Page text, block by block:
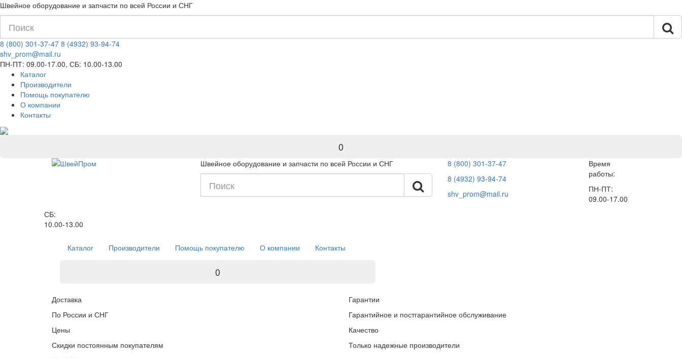
Швейное оборудование и запчасти по всей России и СНГ
8 (800) 301-37-47 8 (4932) 93-94-74
shv_prom@mail.ru
ПН-ПТ: 09.00-17.00, СБ: 10.00-13.00
Каталог
Производители
Помощь покупателю
О компании
Контакты
0
Швейное оборудование и запчасти по всей России и СНГ
8 (800) 301-37-47
8 (4932) 93-94-74
shv_prom@mail.ru
Время
работы:
ПН-ПТ:
09.00-17.00
СБ:
10.00-13.00
Каталог Производители Помощь покупателю О компании Контакты
0
Доставка
По России и СНГ
Гарантии
Гарантийное и постгарантийное обслуживание
Цены
Скидки постоянным покупателям
Качество
Только надежные производители